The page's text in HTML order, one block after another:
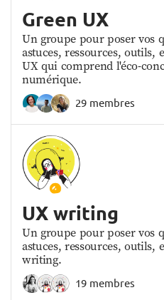
Green UX
Un groupe pour poser vos
astuces, ressources, outils,
UX qui comprend l'éco-
numérique.
29 membres
UX writing
Un groupe pour poser vos
astuces, ressources, outils,
writing.
19 membres